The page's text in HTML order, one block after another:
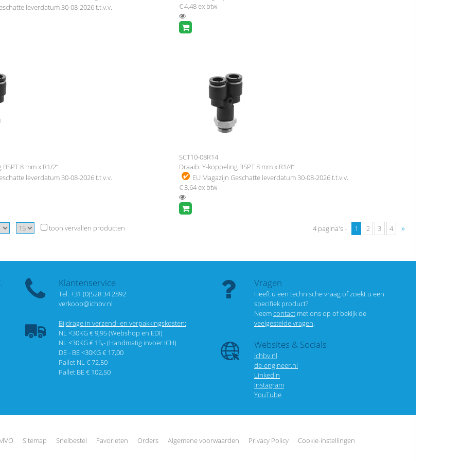
leverdatum 30-08-2026 t.t.v.v.
€ 4,48ex btw
8 mm x R1/2”
leverdatum 30-08-2026 t.t.v.v.
SCT10-08R14
Draaib. Y-koppeling BSPT 8 mm x R1/4”
EU Magazijn Geschatte leverdatum 30-08-2026 t.t.v.v.
€ 3,64ex btw
toon vervallen producten 4 pagina's - 1 2 3 4 »
Klantenservice
Tel. +31 (0)528 34 2892
verkoop@ichbv.nl
Bijdrage in verzend- en verpakkingskosten:
NL <30KG € 9,95 (Webshop en EDI)
NL <30KG € 15,- (Handmatig invoer ICH)
DE - BE <30KG € 17,00
Pallet NL € 72,50
Pallet BE € 102,50
Vragen
Heeft u een technische vraag of zoekt u een
specifiek product?
Neemcontact met ons op of bekijk de
veelgestelde vragen.
Websites & Socials
ichbv.nl
de-engineer.nl
LinkedIn
Instagram
YouTube
Sitemap Snelbestel Favorieten Orders Algemene voorwaarden Privacy Policy Cookie-instellingen